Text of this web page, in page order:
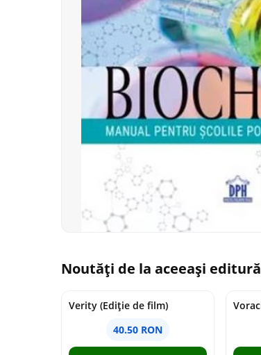
Noutăți de la aceeași editură
Verity (Ediție de film)
40.50 RON